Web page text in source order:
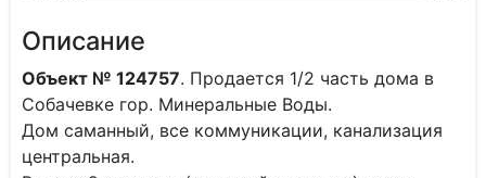
Описание
Объект № 124757. Продается 1/2 часть дома в
Собачевке гор. Минеральные Воды.
Дом саманный, все коммуникации, канализация
центральная.